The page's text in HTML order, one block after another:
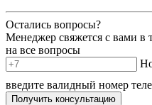
Остались вопросы?
Менеджер свяжется с вами в
на все вопросы
введите валидный номер
Получить консультацию